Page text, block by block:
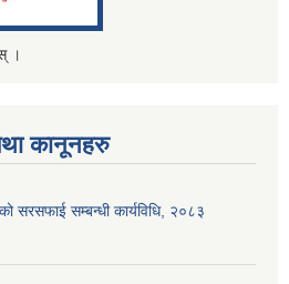
।
कानूनहरु
सरसफाई सम्बन्धी कार्यविधि, २०८३